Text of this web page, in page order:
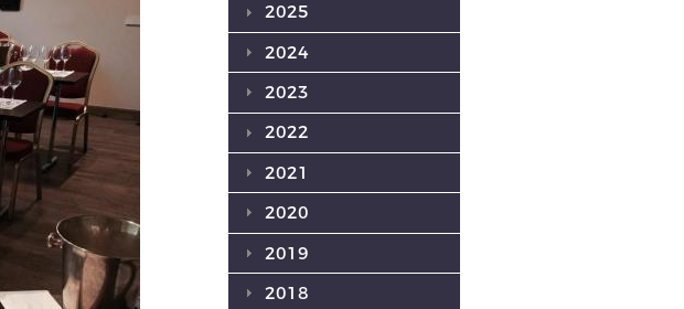
2025
2024
2023
2022
2021
2020
2019
2018